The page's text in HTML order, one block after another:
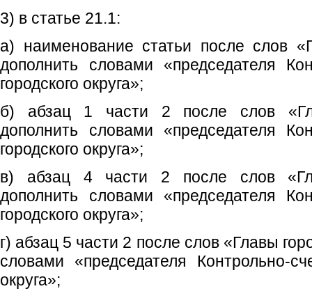
3) в статье 21.1:
а) наименование статьи после слов
дополнить словами «председателя
городского округа»;
б) абзац 1 части 2 после слов
дополнить словами «председателя
городского округа»;
в) абзац 4 части 2 после слов
дополнить словами «председателя
городского округа»;
г) абзац 5 части 2 после слов «Главы
словами «председателя Контрольно-
округа»;